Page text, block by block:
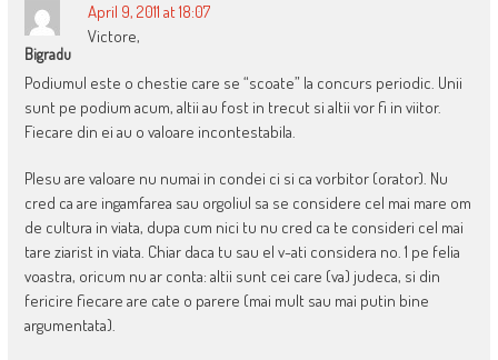
Bigradu
April 9, 2011 at 18:07
Victore,
Podiumul este o chestie care se “scoate” la concurs periodic. Unii
sunt pe podium acum, altii au fost in trecut si altii vor fi in viitor.
Fiecare din ei au o valoare incontestabila.
Plesu are valoare nu numai in condei ci si ca vorbitor (orator). Nu
cred ca are ingamfarea sau orgoliul sa se considere cel mai mare om
de cultura in viata, dupa cum nici tu nu cred ca te consideri cel mai
tare ziarist in viata. Chiar daca tu sau el v-ati considera no. 1 pe felia
voastra, oricum nu ar conta: altii sunt cei care (va) judeca, si din
fericire fiecare are cate o parere (mai mult sau mai putin bine
argumentata).